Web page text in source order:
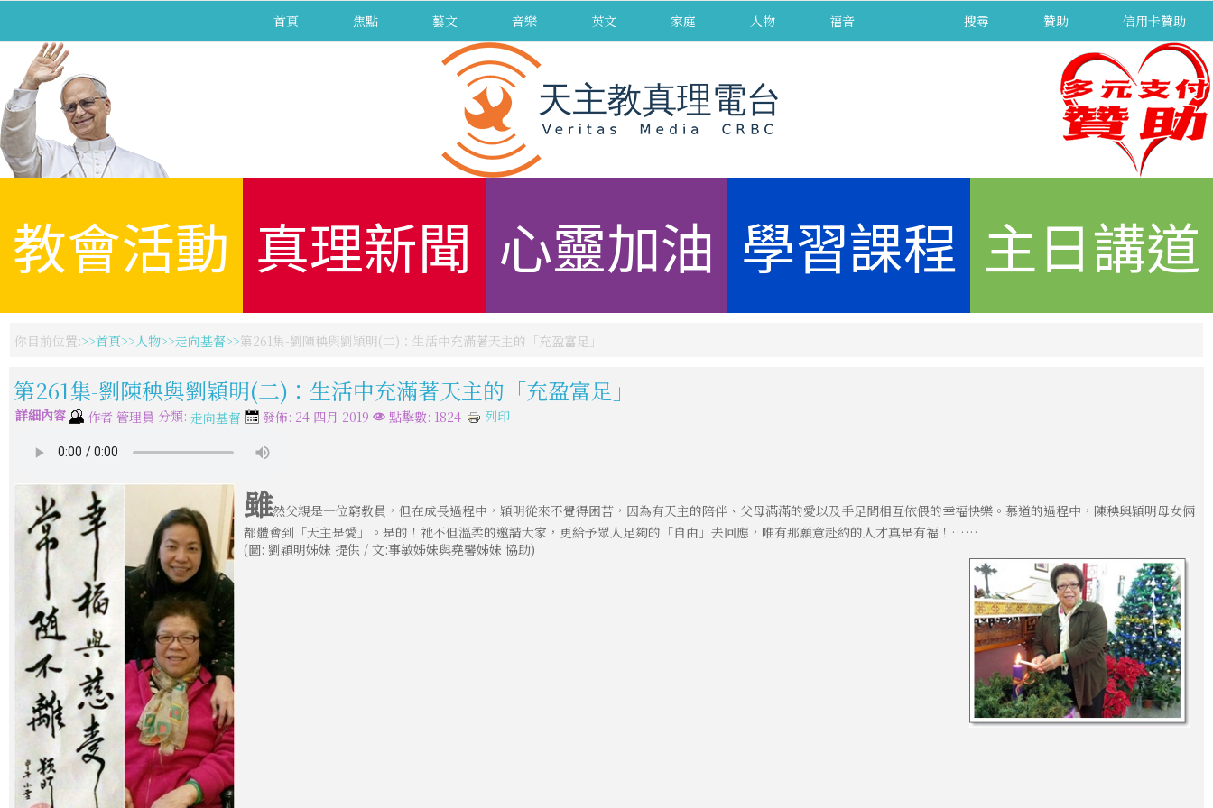
首頁 焦點 藝文 音樂 英文 家庭 人物 福音 搜尋 贊助 信用卡贊助
教會活動 真理新聞 心靈加油 學習課程 主日講道
你目前位置: 首頁 人物 走向基督 第261集-劉陳秧與劉穎明(二)：生活中充滿著天主的「充盈富足」
第261集-劉陳秧與劉穎明(二)：生活中充滿著天主的「充盈富足」
詳細內容 作者 管理員 分類: 走向基督 發佈: 24 四月 2019 點擊數: 1824 列印
雖然父親是一位窮教員，但在成長過程中，穎明從來不覺得困苦，因為有天主的陪伴、父母滿滿的愛以及手足間相互依偎的幸福快樂。慕道的過程中，陳秧與穎明母女倆
都體會到「天主是愛」。是的！祂不但溫柔的邀請大家，更給予眾人足夠的「自由」去回應，唯有那願意赴約的人才真是有福！……
(圖: 劉穎明姊妹 提供 / 文:事敏姊妹與堯馨姊妹 協助)